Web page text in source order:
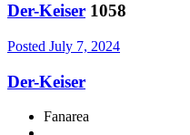
Der-Keiser 1058
Posted July 7, 2024
Der-Keiser
Fanarea